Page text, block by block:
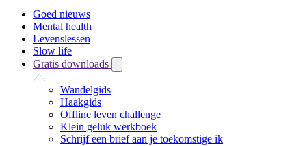
Goed nieuws
Mental health
Levenslessen
Slow life
Gratis downloads
Wandelgids
Haakgids
Offline leven challenge
Klein geluk werkboek
Schrijf een brief aan je toekomstige ik